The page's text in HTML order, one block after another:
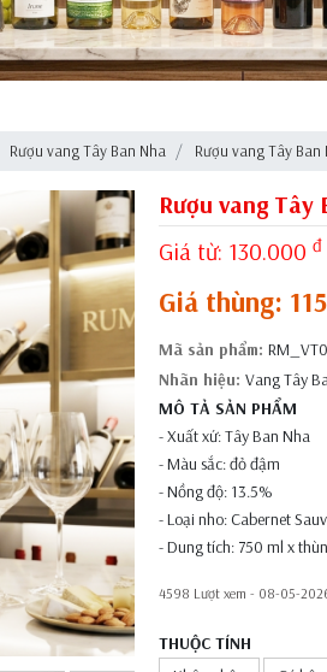
Rượu vang Tây Ban Nha Rượu vang Tây Ban
Rượu vang Tây
Giá từ: 130.000đ
Giá thùng:
Mã sản phẩm:
Nhãn hiệu:Vang Tây
MÔ TẢ SẢN PHẨM
- Xuất xứ: Tây Ban Nha
- Màu sắc: đỏ đậm
- Nồng độ: 13.5%
- Loại nho: Cabernet
- Dung tích: 750 ml x
4598 Lượt xem - 08-05-
THUỘC TÍNH